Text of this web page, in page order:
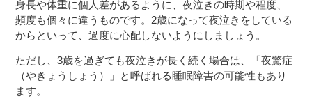
身長や体重に個人差があるように、夜泣きの時期や程度、
頻度も個々に違うものです。2歳になって夜泣きをしている
からといって、過度に心配しないようにしましょう。
ただし、3歳を過ぎても夜泣きが長く続く場合は、「夜驚症
（やきょうしょう）」と呼ばれる睡眠障害の可能性もあり
ます。